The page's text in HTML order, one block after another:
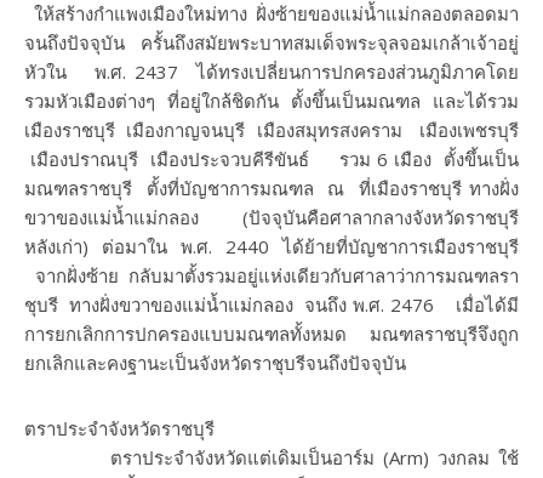
ให้สร้างกำแพงเมืองใหม่ทาง ฝั่งซ้ายของแม่น้ำแม่กลองตลอดมา
จนถึงปัจจุบัน ครั้นถึงสมัยพระบาทสมเด็จพระจุลจอมเกล้าเจ้าอยู่
หัวใน พ.ศ. 2437 ได้ทรงเปลี่ยนการปกครองส่วนภูมิภาคโดย
รวมหัวเมืองต่างๆ ที่อยู่ใกล้ชิดกัน ตั้งขึ้นเป็นมณฑล และได้รวม
เมืองราชบุรี เมืองกาญจนบุรี เมืองสมุทรสงคราม เมืองเพชรบุรี
เมืองปราณบุรี เมืองประจวบคีรีขันธ์ รวม 6 เมือง ตั้งขึ้นเป็น
มณฑลราชบุรี ตั้งที่บัญชาการมณฑล ณ ที่เมืองราชบุรี ทางฝั่ง
ขวาของแม่น้ำแม่กลอง (ปัจจุบันคือศาลากลางจังหวัดราชบุรี
หลังเก่า) ต่อมาใน พ.ศ. 2440 ได้ย้ายที่บัญชาการเมืองราชบุรี
จากฝั่งซ้าย กลับมาตั้งรวมอยู่แห่งเดียวกับศาลาว่าการมณฑลรา
ชุบรี ทางฝั่งขวาของแม่น้ำแม่กลอง จนถึง พ.ศ. 2476 เมื่อได้มี
การยกเลิกการปกครองแบบมณฑลทั้งหมด มณฑลราชบุรีจึงถูก
ยกเลิกและคงฐานะเป็นจังหวัดราชุบรีจนถึงปัจจุบัน
ตราประจำจังหวัดราชบุรี
ตราประจำจังหวัดแต่เดิมเป็นอาร์ม (Arm) วงกลม ใช้